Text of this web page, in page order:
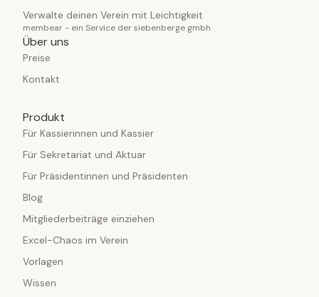
Verwalte deinen Verein mit Leichtigkeit
membear - ein Service der siebenberge gmbh
Über uns
Preise
Kontakt
Produkt
Für Kassierinnen und Kassier
Für Sekretariat und Aktuar
Für Präsidentinnen und Präsidenten
Blog
Mitgliederbeiträge einziehen
Excel-Chaos im Verein
Vorlagen
Wissen